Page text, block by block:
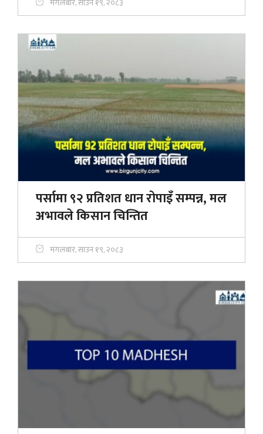
पर्सामा ९२ प्रतिशत धान रोपाइँ सम्पन्न, मल
अभावले किसान चिन्तित
मंगलबार, साउन १९, २०८३